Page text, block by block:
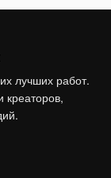
лучших работ.
креаторов,